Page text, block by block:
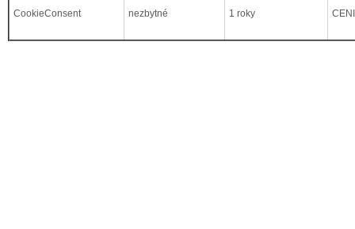
CookieConsent nezbytné 1 roky